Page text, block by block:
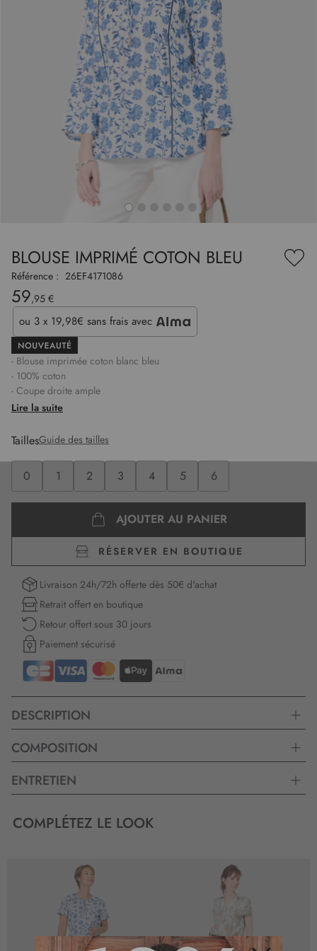
BLOUSE IMPRIMÉ COTON BLEU
à
Référence : 26EF4171086
59,95 €
ou 3 x 19,98€ sans frais avec
- Blouse imprimée coton blanc bleu
- 100% coton
- Coupe droite ample
- Col rond
- Manches 3/4
- Détails ajourés
- Tissu léger et souple
- Élise mesure 1,75m et porte une taille 1
Longueur :65 cm pour la première taille
Lire la suite
TaillesGuide des tailles
0 1 2 3 4 5 6
AJOUTER AU PANIER
RÉSERVER EN BOUTIQUE
Livraison 24h/72h offerte dès 50€ d'achat
Retrait offert en boutique
Retour offert sous 30 jours
Paiement sécurisé
DESCRIPTION
COMPOSITION
ENTRETIEN
COMPLÉTEZ LE LOOK